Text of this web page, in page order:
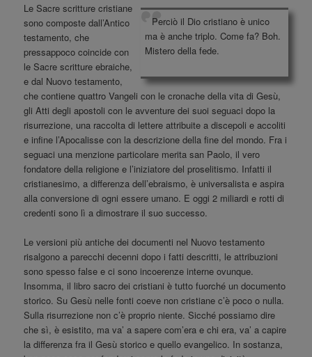
Perciò il Dio cristiano è unico
ma è anche triplo. Come fa? Boh.
Mistero della fede.
Le Sacre scritture cristiane
sono composte dall’Antico
testamento, che
pressappoco coincide con
le Sacre scritture ebraiche,
e dal Nuovo testamento,
che contiene quattro Vangeli con le cronache della vita di Gesù,
gli Atti degli apostoli con le avventure dei suoi seguaci dopo la
risurrezione, una raccolta di lettere attribuite a discepoli e accoliti
e infine l’Apocalisse con la descrizione della fine del mondo. Fra i
seguaci una menzione particolare merita san Paolo, il vero
fondatore della religione e l’iniziatore del proselitismo. Infatti il
cristianesimo, a differenza dell’ebraismo, è universalista e aspira
alla conversione di ogni essere umano. E oggi 2 miliardi e rotti di
credenti sono lì a dimostrare il suo successo.
Le versioni più antiche dei documenti nel Nuovo testamento
risalgono a parecchi decenni dopo i fatti descritti, le attribuzioni
sono spesso false e ci sono incoerenze interne ovunque.
Insomma, il libro sacro dei cristiani è tutto fuorché un documento
storico. Su Gesù nelle fonti coeve non cristiane c’è poco o nulla.
Sulla risurrezione non c’è proprio niente. Sicché possiamo dire
che sì, è esistito, ma va’ a sapere com’era e chi era, va’ a capire
la differenza fra il Gesù storico e quello evangelico. In sostanza,